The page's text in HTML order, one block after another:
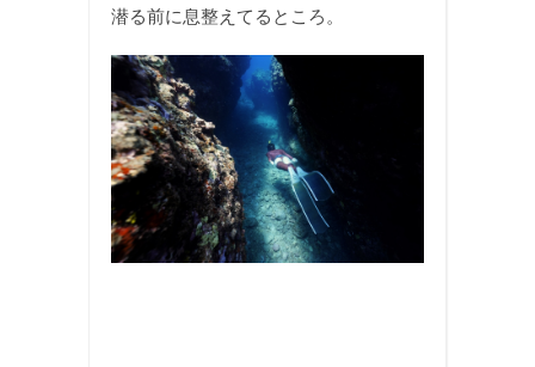
潜る前に息整えてるところ。